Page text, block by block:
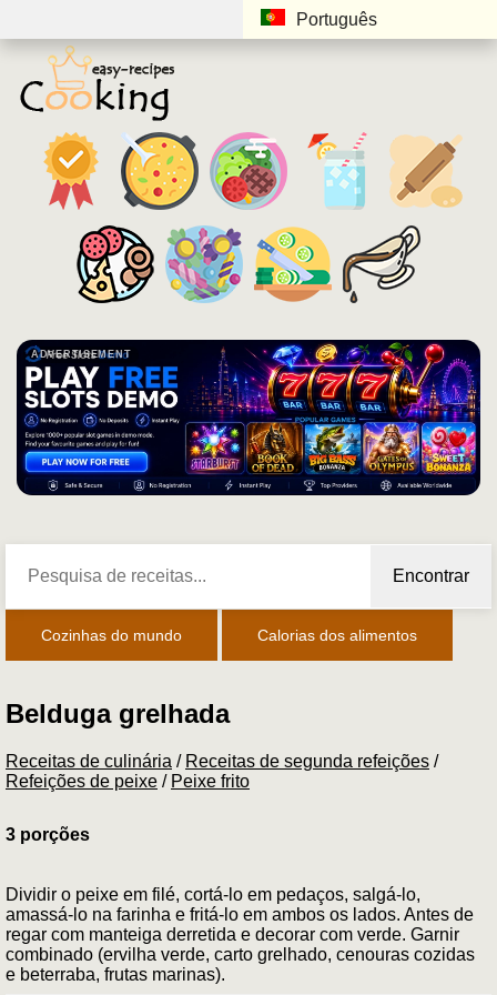
Português
ADVERTISEMENT
Encontrar
Cozinhas do mundo Calorias dos alimentos
Belduga grelhada
Receitas de culinária / Receitas de segunda refeições /
Refeições de peixe / Peixe frito
3 porções
Dividir o peixe em filé, cortá-lo em pedaços, salgá-lo,
amassá-lo na farinha e fritá-lo em ambos os lados. Antes de
regar com manteiga derretida e decorar com verde. Garnir
combinado (ervilha verde, carto grelhado, cenouras cozidas
e beterraba, frutas marinas).